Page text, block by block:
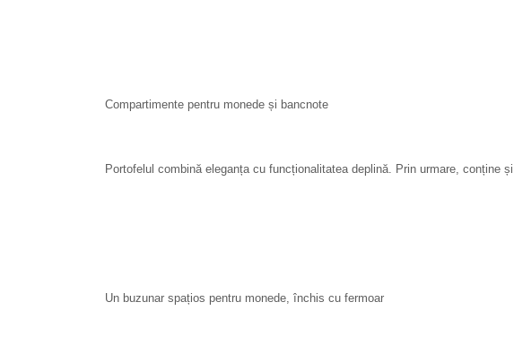
Compartimente pentru monede și bancnote
Portofelul combină eleganța cu funcționalitatea deplină. Prin urmare, conține
Un buzunar spațios pentru monede, închis cu fermoar